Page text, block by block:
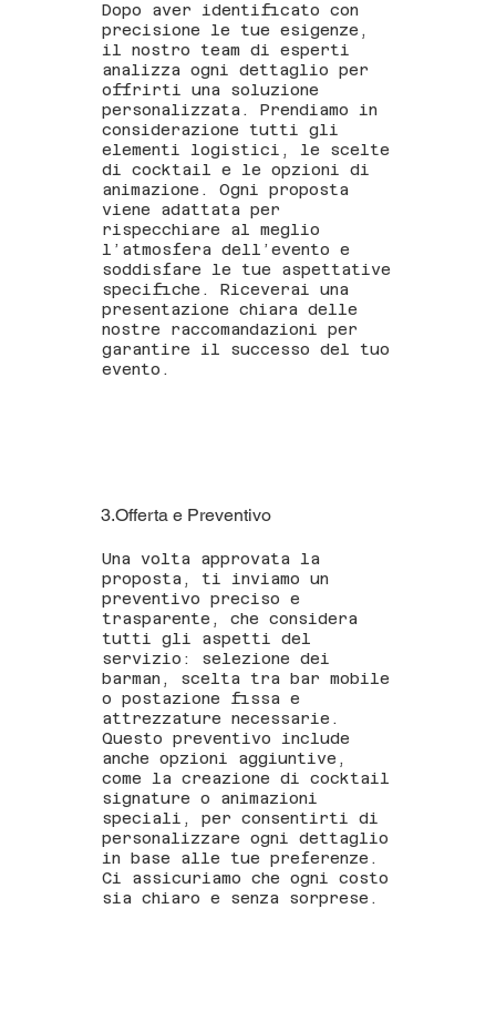
Dopo aver identificato con
precisione le tue esigenze,
il nostro team di esperti
analizza ogni dettaglio per
offrirti una soluzione
personalizzata. Prendiamo in
considerazione tutti gli
elementi logistici, le scelte
di cocktail e le opzioni di
animazione. Ogni proposta
viene adattata per
rispecchiare al meglio
l’atmosfera dell’evento e
soddisfare le tue aspettative
specifiche. Riceverai una
presentazione chiara delle
nostre raccomandazioni per
garantire il successo del tuo
evento.
3.Offerta e Preventivo
Una volta approvata la
proposta, ti inviamo un
preventivo preciso e
trasparente, che considera
tutti gli aspetti del
servizio: selezione dei
barman, scelta tra bar mobile
o postazione fissa e
attrezzature necessarie.
Questo preventivo include
anche opzioni aggiuntive,
come la creazione di cocktail
signature o animazioni
speciali, per consentirti di
personalizzare ogni dettaglio
in base alle tue preferenze.
Ci assicuriamo che ogni costo
sia chiaro e senza sorprese.